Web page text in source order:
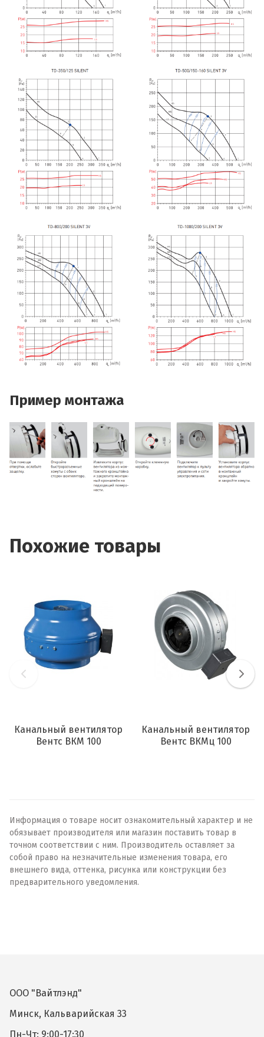
Похожие товары
Канальный вентилятор
Вентс ВКМ 100
Канальный вентилятор
Вентс ВКМц 100
Пример монтажа
Информация о товаре носит ознакомительный характер и не
обязывает производителя или магазин поставить товар в
точном соответствии с ним. Производитель оставляет за
собой право на незначительные изменения товара, его
внешнего вида, оттенка, рисунка или конструкции без
предварительного уведомления.
ООО "Вайтлэнд"
Минск, Кальварийская 33
Пн-Чт: 9:00-17:30